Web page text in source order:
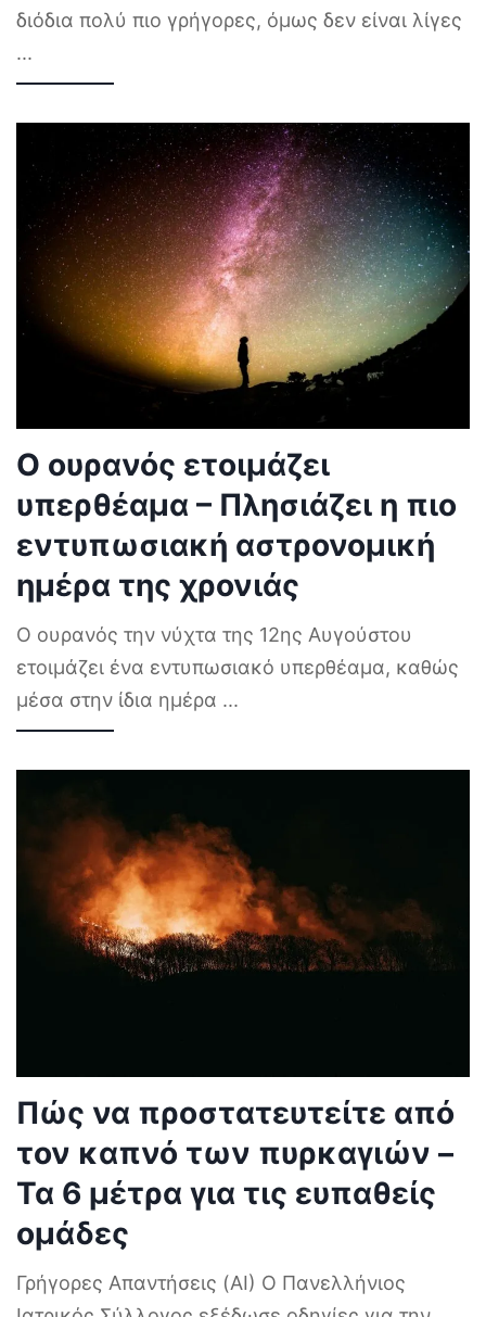
διόδια πολύ πιο γρήγορες, όμως δεν είναι λίγες
...
Ο ουρανός ετοιμάζει
υπερθέαμα – Πλησιάζει η πιο
εντυπωσιακή αστρονομική
ημέρα της χρονιάς
Ο ουρανός την νύχτα της 12ης Αυγούστου
ετοιμάζει ένα εντυπωσιακό υπερθέαμα, καθώς
μέσα στην ίδια ημέρα ...
Πώς να προστατευτείτε από
τον καπνό των πυρκαγιών –
Τα 6 μέτρα για τις ευπαθείς
ομάδες
Γρήγορες Απαντήσεις (AI) Ο Πανελλήνιος